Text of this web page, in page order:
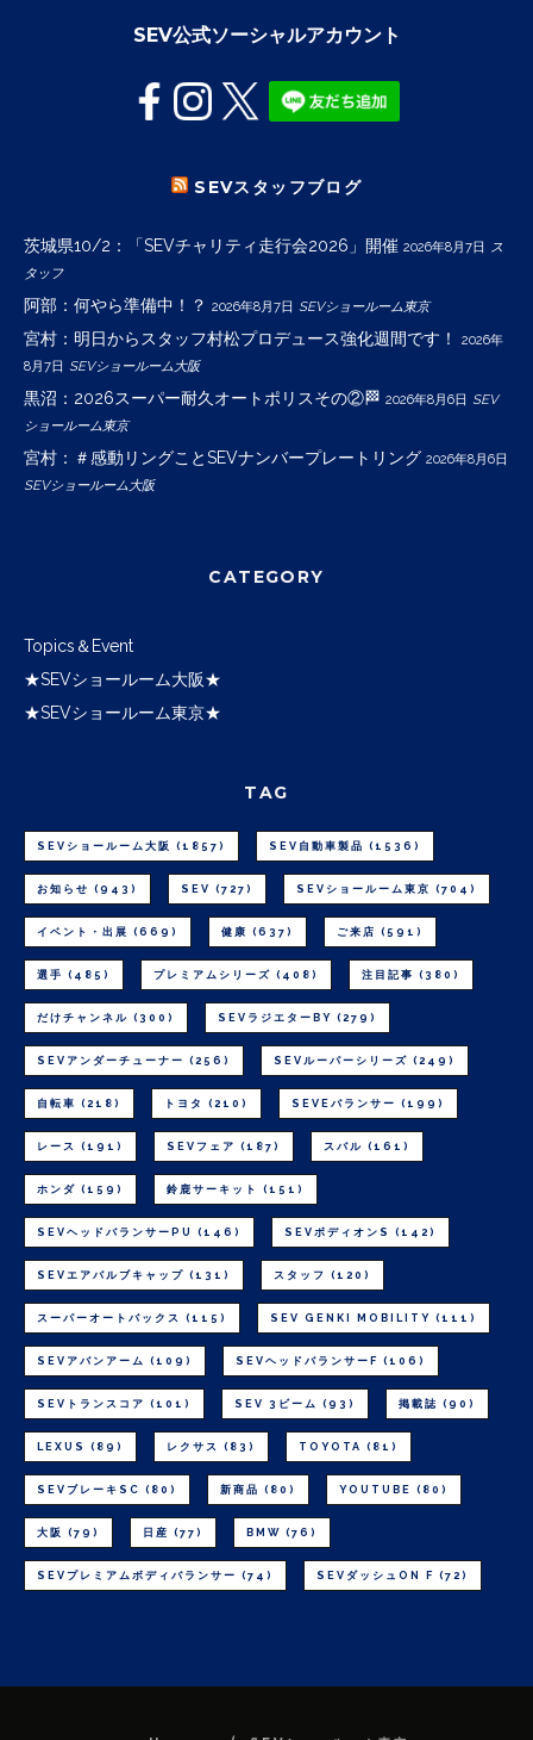
SEV公式ソーシャルアカウント
SEVスタッフブログ
茨城県10/2：「SEVチャリティ走行会2026」開催 2026年8月7日
ス
タッフ
阿部：何やら準備中！？ 2026年8月7日 SEVショールーム東京
宮村：明日からスタッフ村松プロデュース強化週間です！
2026年
8月7日 SEVショールーム大阪
黒沼：2026スーパー耐久オートポリスその②🏁 2026年8月6日 SEV
ショールーム東京
宮村：＃感動リングことSEVナンバープレートリング 2026年8月6日
SEVショールーム大阪
CATEGORY
Topics＆Event
★SEVショールーム大阪★
★SEVショールーム東京★
TAG
SEVショールーム大阪 (1857) SEV自動車製品 (1536)
お知らせ (943) SEV (727) SEVショールーム東京 (704)
イベント・出展 (669) 健康 (637) ご来店 (591)
選手 (485) プレミアムシリーズ (408) 注目記事 (380)
だけチャンネル (300) SEVラジエターBY (279)
SEVアンダーチューナー (256) SEVルーパーシリーズ (249)
自転車 (218) トヨタ (210) SEVEバランサー (199)
レース (191) SEVフェア (187) スバル (161)
ホンダ (159) 鈴鹿サーキット (151)
SEVヘッドバランサーPU (146) SEVボディオンS (142)
SEVエアバルブキャップ (131) スタッフ (120)
スーパーオートバックス (115) SEV GENKI MOBILITY (111)
SEVアバンアーム (109) SEVヘッドバランサーF (106)
SEVトランスコア (101) SEV 3ビーム (93) 掲載誌 (90)
LEXUS (89) レクサス (83) TOYOTA (81)
SEVブレーキSC (80) 新商品 (80) YOUTUBE (80)
大阪 (79) 日産 (77) BMW (76)
SEVプレミアムボディバランサー (74) SEVダッシュON F (72)